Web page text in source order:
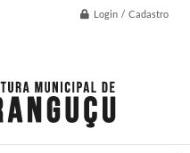
Login / Cadastro